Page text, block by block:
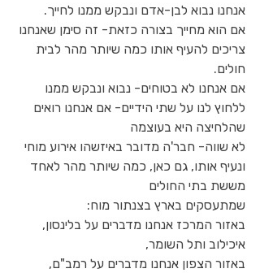
אנחנו נבוא לבן-אדם ונבקש ממנו לחייך.
אם הוא מחייך בצורה כזאת- זה סימן שאנחנו
צריכים להעיף אותו כמה שיותר מהר לבית
חולים.
אם אנחנו לא בטוחים- נבוא ונבקש ממנו
ללחוץ לנו על שתי הידיים- אם אנחנו רואים
שהלחיצה היא בעוצמה
לא שווה- חבר'ה מדובר באיזשהו אירוע מוחי
ונעיף אותו, גם כאן, כמה שיותר מהר לאחד
מששת בתי החולים
שמתעסקים בארץ בצנתור מוח:
באזור המרכז אנחנו מדברים על בלינסון,
איכילוב ותל השומר,
באזור הצפון אנחנו מדברים על רמב"ם,